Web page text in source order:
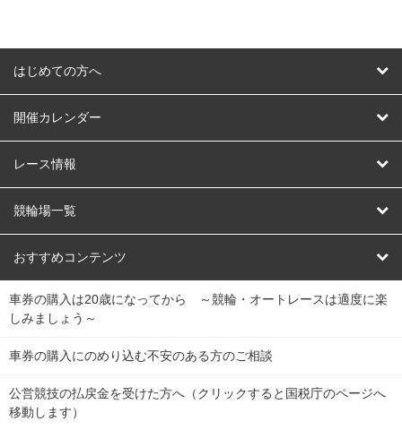
はじめての方へ
はじめての方へ
開催カレンダー
競輪
オートレース
競輪くじ
Dokanto!
チャリロトプラザ
レース情報
レース予想
レース結果
キャリーオーバー一覧
競輪場一覧
北日本 函館競輪場
関
東
弥彦競輪場 前橋競輪場 取手競輪場 宇都宮競輪場
関
東
小田原競輪場
おすすめコンテンツ
競輪選手情報
Perfecta Navi
netkeirin
車券の購入は20歳になってから ～競輪・オートレースは適度に楽
しみましょう～
車券の購入にのめり込む不安のある方のご相談
公営競技の払戻金を受けた方へ（クリックすると国税庁のページへ
移動します）